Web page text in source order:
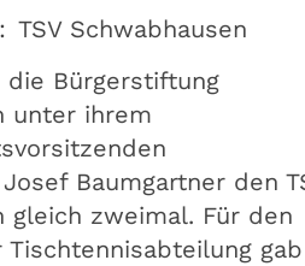
TSV Schwabhausen
die Bürgerstiftung
unter ihrem
Baumgartner den
gleich zweimal. Für den